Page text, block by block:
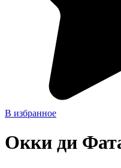
В избранное
Окки ди